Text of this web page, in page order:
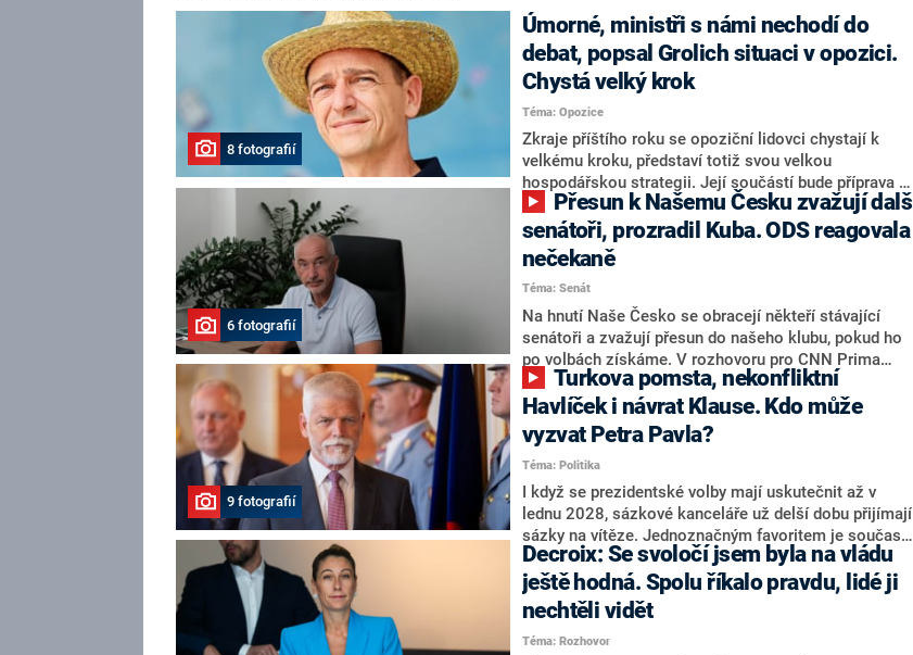
8 fotografií
Úmorné, ministři s námi nechodí do
debat, popsal Grolich situaci v opozici.
Chystá velký krok
Téma: Opozice
Zkraje příštího roku se opoziční lidovci chystají k
velkému kroku, představí totiž svou velkou
hospodářskou strategii. Její součástí bude příprava na
stárnutí populace, řekl ve středu na setkání s novináři
nový předseda lidovců Jan Grolich. Ten zároveň v
senátních volbách kandiduje ve Vyškově. Popsal i
aktivitu opozice, o níž vládní strany nebo političtí
komentátoři mluví jako o slabé a v defenzivě. „Je to
úmorná práce upozorňovat na chyby vlády. Ministři s
námi navíc nechodí do debat. Chceme ale ukazovat
svoje témata,“ odpověděl Grolich na dotaz CNN Prima
NEWS.
6 fotografií
senátoři, prozradil Kuba. ODS reagovala
nečekaně
Téma: Senát
Na hnutí Naše Česko se obracejí někteří stávající
senátoři a zvažují přesun do našeho klubu, pokud ho
po volbách získáme. V rozhovoru pro CNN Prima
NEWS to řekl zakladatel hnutí a jihočeský hejtman
Martin Kuba. Konkrétní nebyl, ale získat by takto mohl
například senátora Zdeňka Hrabu, který je dnes
součástí klubu ODS a TOP 09. Hraba to na dotaz
redakce nevyloučil. Předseda klubu senátorů ODS
Zdeněk Nytra redakci řekl, že počítá s odchodem
některých senátorů z klubu a že Naše Česko není
nepřítel, ale soupeř.
9 fotografií
Havlíček i návrat Klause. Kdo může
vyzvat Petra Pavla?
Téma: Politika
I když se prezidentské volby mají uskutečnit až v
lednu 2028, sázkové kanceláře už delší dobu přijímají
sázky na vítěze. Jednoznačným favoritem je současná
hlava státu Petr Pavel. Daleko za ním pak bookmakeři
zmiňují dva výrazné politiky ANO, tedy premiéra
Andreje Babiše a ministra průmyslu Karla Havlíčka.
Oblíbeným tipem samotných sázkařů je poslanec za
Motoristy Filip Turek. Politolog Jan Kubáček nicméně
Decroix: Se svoločí jsem byla na vládu
ještě hodná. Spolu říkalo pravdu, lidé ji
nechtěli vidět
Téma: Rozhovor